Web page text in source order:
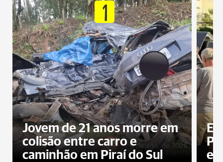
1
Jovem de 21 anos morre em
colisão entre carro e
caminhão em Piraí do Sul